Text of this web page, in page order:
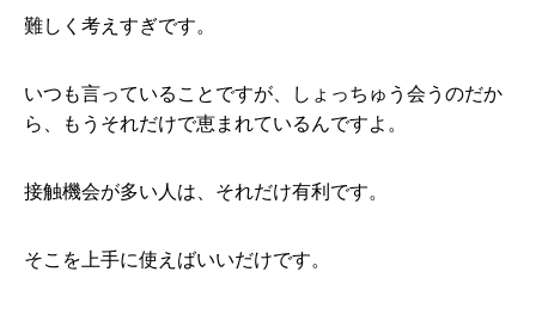
難しく考えすぎです。
いつも言っていることですが、しょっちゅう会うのだか
ら、もうそれだけで恵まれているんですよ。
接触機会が多い人は、それだけ有利です。
そこを上手に使えばいいだけです。